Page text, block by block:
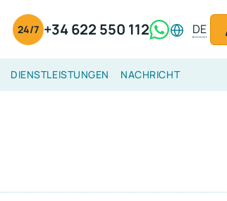
24/7 +34 622 550 112 DE
DIENSTLEISTUNGEN NACHRICHT